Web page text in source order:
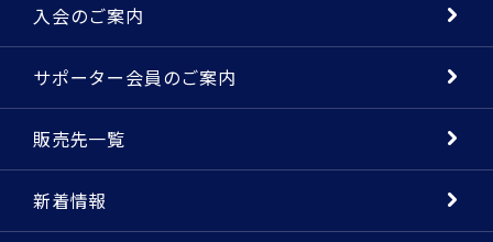
入会のご案内
サポーター会員のご案内
販売先一覧
新着情報